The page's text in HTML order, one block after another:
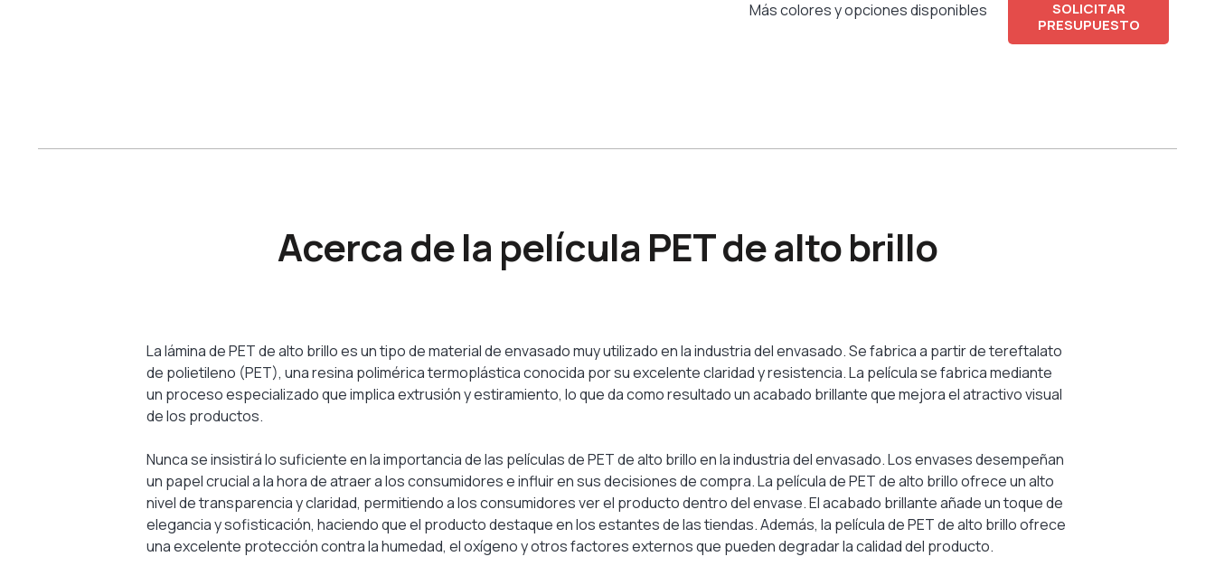
Más colores y opciones disponibles
SOLICITAR
PRESUPUESTO
Acerca de la película PET de alto brillo
La lámina de PET de alto brillo es un tipo de material de envasado muy utilizado en la industria del envasado. Se fabrica a partir de tereftalato
de polietileno (PET), una resina polimérica termoplástica conocida por su excelente claridad y resistencia. La película se fabrica mediante
un proceso especializado que implica extrusión y estiramiento, lo que da como resultado un acabado brillante que mejora el atractivo visual
de los productos.
Nunca se insistirá lo suficiente en la importancia de las películas de PET de alto brillo en la industria del envasado. Los envases desempeñan
un papel crucial a la hora de atraer a los consumidores e influir en sus decisiones de compra. La película de PET de alto brillo ofrece un alto
nivel de transparencia y claridad, permitiendo a los consumidores ver el producto dentro del envase. El acabado brillante añade un toque de
elegancia y sofisticación, haciendo que el producto destaque en los estantes de las tiendas. Además, la película de PET de alto brillo ofrece
una excelente protección contra la humedad, el oxígeno y otros factores externos que pueden degradar la calidad del producto.